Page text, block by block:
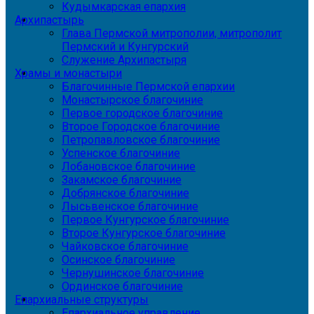
Кудымкарская епархия
Архипастырь
Глава Пермской митрополии, митрополит
Пермский и Кунгурский
Служение Архипастыря
Храмы и монастыри
Благочинные Пермской епархии
Монастырское благочиние
Первое городское благочиние
Второе Городское благочиние
Петропавловское благочиние
Успенское благочиние
Лобановское благочиние
Закамское благочиние
Добрянское благочиние
Лысьвенское благочиние
Первое Кунгурское благочиние
Второе Кунгурское благочиние
Чайковское благочиние
Осинское благочиние
Чернушинское благочиние
Ординское благочиние
Епархиальные структуры